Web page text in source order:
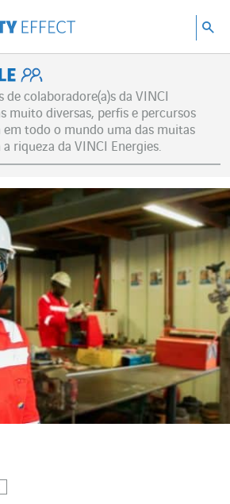
colaboradore(a)s da VINCI
muito diversas, perfis e percursos
em todo o mundo uma das muitas
riqueza da VINCI Energies.
inicial